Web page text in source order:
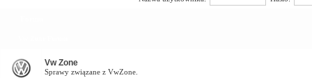
Vw Zone
Sprawy związane z VwZone.